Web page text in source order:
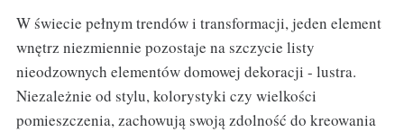
W świecie pełnym trendów i transformacji, jeden element
wnętrz niezmiennie pozostaje na szczycie listy
nieodzownych elementów domowej dekoracji - lustra.
Niezależnie od stylu, kolorystyki czy wielkości
pomieszczenia, zachowują swoją zdolność do kreowania